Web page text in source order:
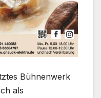
Bühnenwerk
als